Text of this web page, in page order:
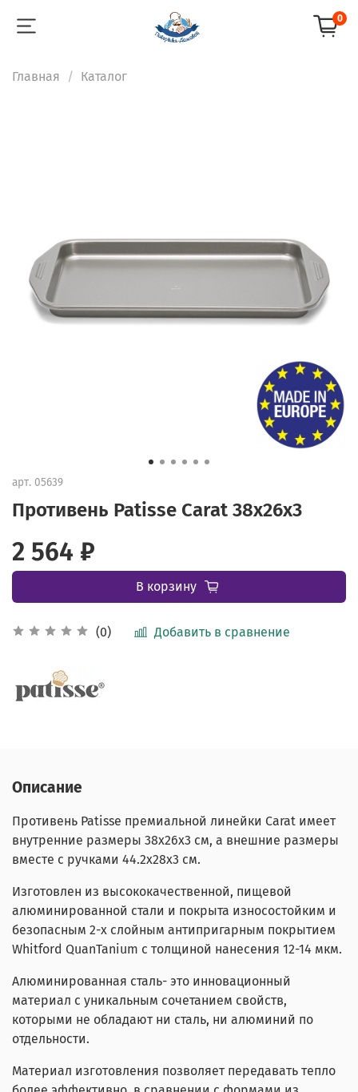
0
Главная Каталог
арт. 05639
Противень Patisse Carat 38х26х3
(0) Добавить в сравнение
2 564 ₽
В корзину
Описание
Противень Patisse премиальной линейки Carat имеет
внутренние размеры 38х26х3 см, а внешние размеры
вместе с ручками 44.2х28х3 см.
Изготовлен из высококачественной, пищевой
алюминированной стали и покрыта износостойким и
безопасным 2-х слойным антипригарным покрытием
Whitford QuanTanium с толщиной нанесения 12-14 мкм.
Алюминированная сталь- это инновационный
материал с уникальным сочетанием свойств,
которыми не обладают ни сталь, ни алюминий по
отдельности.
Материал изготовления позволяет передавать тепло